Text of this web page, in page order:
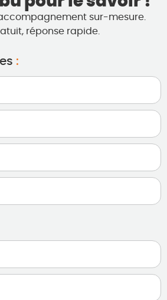
sur-mesure.
réponse rapide.
: